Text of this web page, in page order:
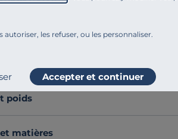
autoriser, les refuser, ou les personnaliser.
Accepter et continuer
de toile 80 fils/cm², ce qui lui confère
housse de couette est constituée de
poids
matières